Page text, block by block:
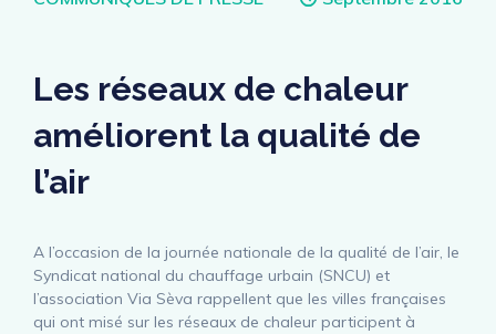
Les réseaux de chaleur
améliorent la qualité de
l’air
A l’occasion de la journée nationale de la qualité de l’air, le
Syndicat national du chauffage urbain (SNCU) et
l’association Via Sèva rappellent que les villes françaises
qui ont misé sur les réseaux de chaleur participent à